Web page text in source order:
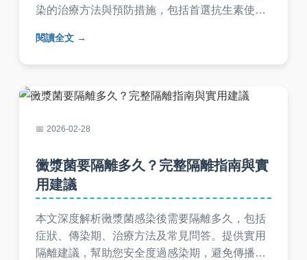
染的治療方法與預防措施，包括首選抗生素使
提供從診斷到康復的全方位指南，幫助您有效對
閱讀全文
2026-02-28
黴漿菌要隔離多久？完整隔離指南與實
用建議
本文深度解析黴漿菌感染後需要隔離多久，包括
症狀、傳染期、治療方法及常見問答。提供實用
隔離建議，幫助您安全度過感染期，避免傳播給